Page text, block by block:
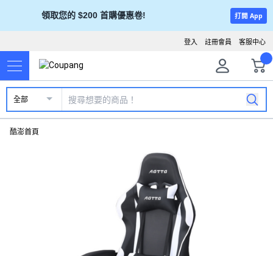
領取您的 $200 首購優惠卷! 打開 App
客服中心
註冊會員
登入
全部
酷澎首頁